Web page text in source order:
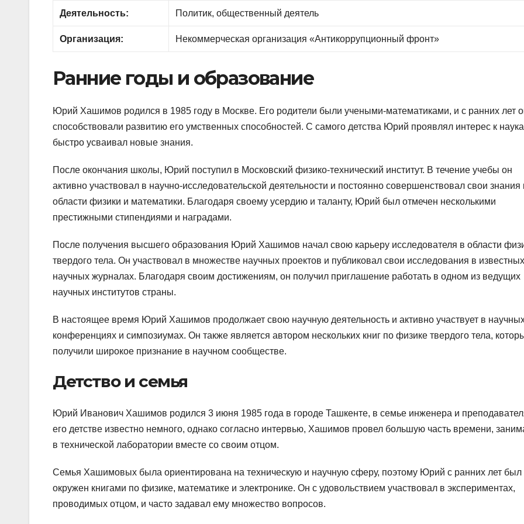
Деятельность: Политик, общественный деятель
Организация: Некоммерческая организация «Антикоррупционный фронт»
Ранние годы и образование
Юрий Хашимов родился в 1985 году в Москве. Его родители были учеными-математиками, и с ранних лет
способствовали развитию его умственных способностей. С самого детства Юрий проявлял интерес к
быстро усваивал новые знания.
После окончания школы, Юрий поступил в Московский физико-технический институт. В течение учебы он
активно участвовал в научно-исследовательской деятельности и постоянно совершенствовал свои знания
области физики и математики. Благодаря своему усердию и таланту, Юрий был отмечен несколькими
престижными стипендиями и наградами.
После получения высшего образования Юрий Хашимов начал свою карьеру исследователя в области
твердого тела. Он участвовал в множестве научных проектов и публиковал свои исследования в известных
научных журналах. Благодаря своим достижениям, он получил приглашение работать в одном из ведущих
научных институтов страны.
В настоящее время Юрий Хашимов продолжает свою научную деятельность и активно участвует в
конференциях и симпозиумах. Он также является автором нескольких книг по физике твердого тела,
получили широкое признание в научном сообществе.
Детство и семья
Юрий Иванович Хашимов родился 3 июня 1985 года в городе Ташкенте, в семье инженера и
его детстве известно немного, однако согласно интервью, Хашимов провел большую часть времени,
в технической лаборатории вместе со своим отцом.
Семья Хашимовых была ориентирована на техническую и научную сферу, поэтому Юрий с ранних лет был
окружен книгами по физике, математике и электронике. Он с удовольствием участвовал в экспериментах,
проводимых отцом, и часто задавал ему множество вопросов.